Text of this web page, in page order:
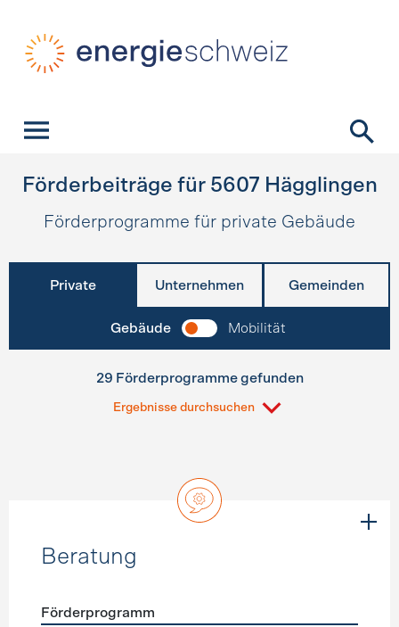
Förderbeiträge für 5607 Hägglingen
Förderprogramme für private Gebäude
Private Unternehmen Gemeinden
Gebäude Mobilität
29 Förderprogramme gefunden
Ergebnisse durchsuchen
Beratung
Förderprogramm